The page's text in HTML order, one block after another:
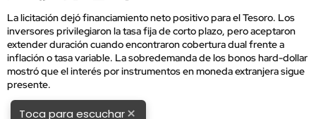
La licitación dejó financiamiento neto positivo para el Tesoro. Los
inversores privilegiaron la tasa fija de corto plazo, pero aceptaron
extender duración cuando encontraron cobertura dual frente a
inflación o tasa variable. La sobredemanda de los bonos hard-dollar
mostró que el interés por instrumentos en moneda extranjera sigue
presente.
Toca para escuchar×